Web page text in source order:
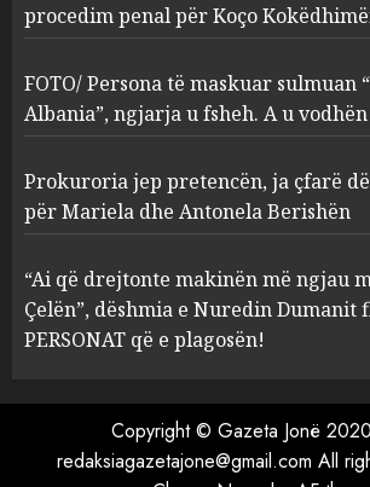
3
FOTO/ Persona
sulmuan “One
ngjarja u fsheh.
serverat?
MARCH 25, 2025
4
Prokuroria jep
çfarë dënimi
Berishën
MARCH 25, 2025
ngjau me Talo
dëshmia e
flet për
procedim penal për Koço
FOTO/ Persona të maskuar sulmuan
Albania”, ngjarja u fsheh. A u
Prokuroria jep pretencën, ja çfarë
për Mariela dhe Antonela Berishën
“Ai që drejtonte makinën më ngjau
Çelën”, dëshmia e Nuredin Dumanit
PERSONAT që e plagosën!
Copyright © Gazeta Jonë
redaksiagazetajone@gmail.com All